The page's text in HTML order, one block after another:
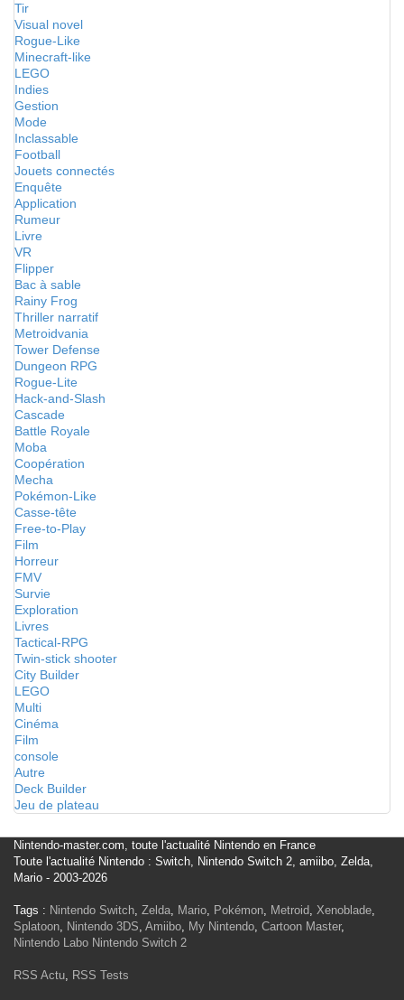
Tir
Visual novel
Rogue-Like
Minecraft-like
LEGO
Indies
Gestion
Mode
Inclassable
Football
Jouets connectés
Enquête
Application
Rumeur
Livre
VR
Flipper
Bac à sable
Rainy Frog
Thriller narratif
Metroidvania
Tower Defense
Dungeon RPG
Rogue-Lite
Hack-and-Slash
Cascade
Battle Royale
Moba
Coopération
Mecha
Pokémon-Like
Casse-tête
Free-to-Play
Film
Horreur
FMV
Survie
Exploration
Livres
Tactical-RPG
Twin-stick shooter
City Builder
LEGO
Multi
Cinéma
Film
console
Autre
Deck Builder
Jeu de plateau
Nintendo-master.com, toute l'actualité Nintendo en France
Toute l'actualité Nintendo : Switch, Nintendo Switch 2, amiibo, Zelda,
Mario - 2003-2026
Tags : Nintendo Switch, Zelda, Mario, Pokémon, Metroid, Xenoblade,
Splatoon, Nintendo 3DS, Amiibo, My Nintendo, Cartoon Master,
Nintendo Labo Nintendo Switch 2
RSS Actu, RSS Tests